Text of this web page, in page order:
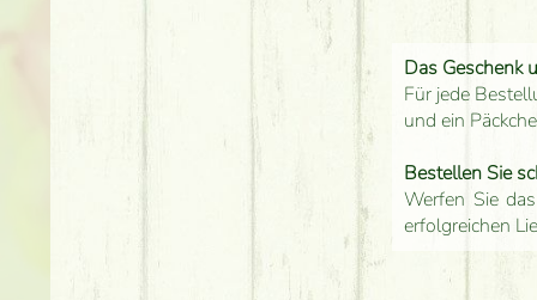
Das Geschenk
Für jede
und ein
Bestellen Sie
Werfen Sie
erfolgreichen